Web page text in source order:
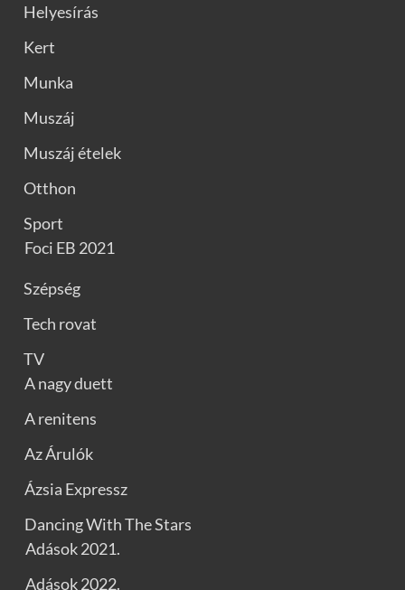
Helyesírás
Kert
Munka
Muszáj
Muszáj ételek
Otthon
Sport
Foci EB 2021
Szépség
Tech rovat
TV
A nagy duett
A renitens
Az Árulók
Ázsia Expressz
Dancing With The Stars
Adások 2021.
Adások 2022.